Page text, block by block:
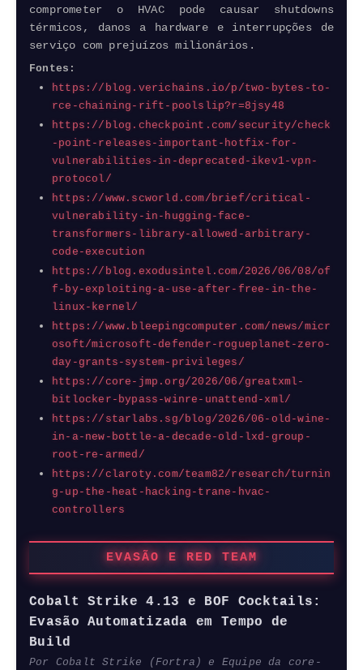
comprometer o HVAC pode causar shutdowns
térmicos, danos a hardwaree interrupções de
serviço com prejuízos milionários.
Fontes:
https://blog.verichains.io/p/two-bytes-to-
rce-chaining-rift-poolslip?r=8jsy48
https://blog.checkpoint.com/security/check
-point-releases-important-hotfix-for-
vulnerabilities-in-deprecated-ikev1-vpn-
protocol/
https://www.scworld.com/brief/critical-
vulnerability-in-hugging-face-
transformers-library-allowed-arbitrary-
code-execution
https://blog.exodusintel.com/2026/06/08/of
f-by-exploiting-a-use-after-free-in-the-
linux-kernel/
https://www.bleepingcomputer.com/news/micr
osoft/microsoft-defender-rogueplanet-zero-
day-grants-system-privileges/
https://core-jmp.org/2026/06/greatxml-
bitlocker-bypass-winre-unattend-xml/
https://starlabs.sg/blog/2026/06-old-wine-
in-a-new-bottle-a-decade-old-lxd-group-
root-re-armed/
https://claroty.com/team82/research/turnin
g-up-the-heat-hacking-trane-hvac-
controllers
EVASÃO E RED TEAM
Cobalt Strike 4.13 e BOF Cocktails:
Evasão Automatizada em Tempo de
Build
Por Cobalt Strike (Fortra) e Equipe da core-